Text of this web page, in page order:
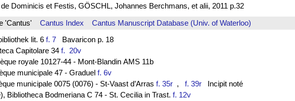
Dominicis et Festis, GÖSCHL, Johannes Berchmans, et alii, 2011 p.32
'Cantus' Cantus Index
Cantus Manuscript Database (Univ. of Waterloo)
lit. 6 f. 7Bavaricon p. 18
Capitolare 34 f. 20v
royale 10127-44 - Mont-Blandin AMS 11b
municipale 47 - Graduel f. 6v
municipale 0075 (0076) - St-Vaast d’Arras f. 35r, f. 39rIncipit noté
Bibliotheca Bodmeriana C 74 - St. Cecilia in Trast. f. 12v